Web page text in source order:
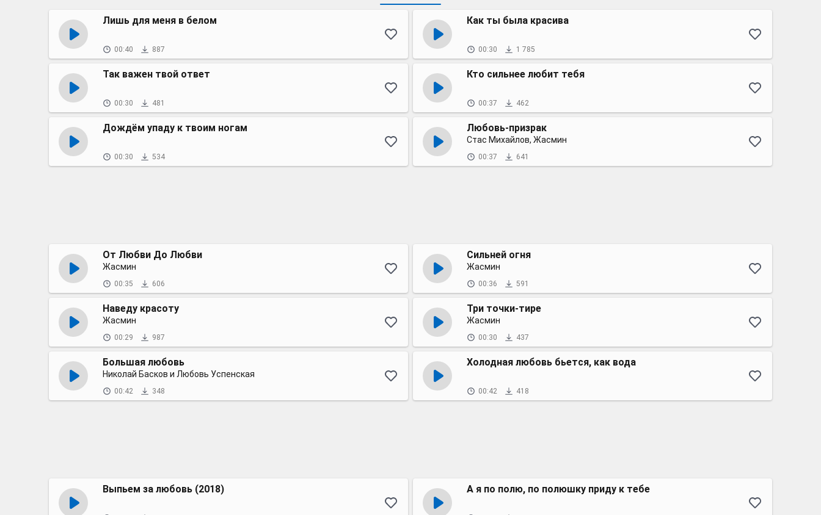
Лишь для меня в белом
00:40 887
Как ты была красива
00:30 1 785
Так важен твой ответ
00:30 481
Кто сильнее любит тебя
00:37 462
Дождём упаду к твоим ногам
00:30 534
Любовь-призрак
Стас Михайлов, Жасмин
00:37 641
От Любви До Любви
Жасмин
00:35 606
Сильней огня
Жасмин
00:36 591
Наведу красоту
Жасмин
00:29 987
Три точки-тире
Жасмин
00:30 437
Большая любовь
Николай Басков и Любовь Успенская
00:42 348
Холодная любовь бьется, как вода
00:42 418
Выпьем за любовь (2018) А я по полю, по полюшку приду к тебе